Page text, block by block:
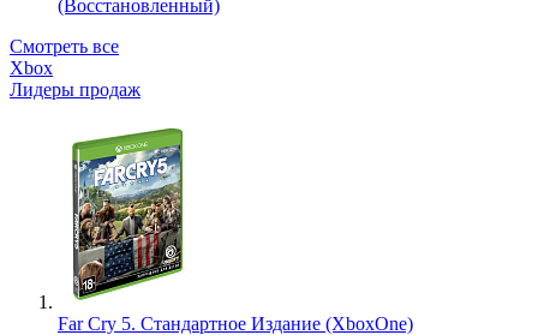
(Восстановленный)
Смотреть все
Xbox
Лидеры продаж
Far Cry 5. Стандартное Издание (XboxOne)